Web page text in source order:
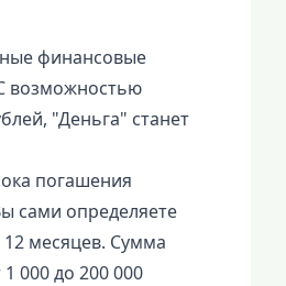
финансовые
возможностью
"Деньга" станет
погашения
сами определяете
месяцев. Сумма
000 до 200 000